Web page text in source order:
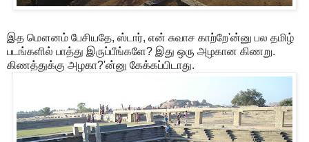
இத மௌனம் பேசியதே, ஸ்டார், என் சுவாச காற்றே'ன்னு பல தமிழ்
படங்களில் பாத்து இருப்பீங்களே? இது ஒரு அழகான கிணறு.
கிணத்துக்கு அழகா?'ன்னு கேக்கப்பிடாது.